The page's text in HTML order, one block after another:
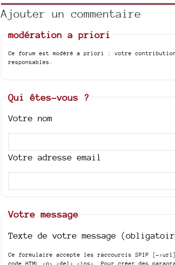
Ajouter un commentaire
modération a priori
Ce forum est modéré a priori : votre
responsables.
Qui êtes-vous ?
Votre nom
Votre adresse email
Votre message
Texte de votre message
Ce formulaire accepte les raccourcis SPIP [-
code HTML <q> <del> <ins> . Pour créer des